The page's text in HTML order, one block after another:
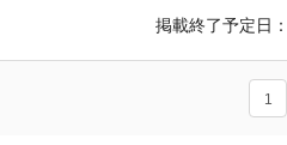
掲載終了予定日：
1